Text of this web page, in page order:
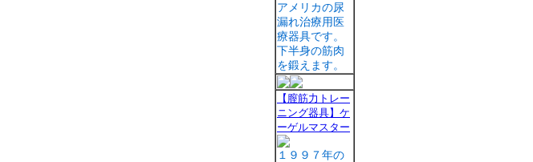
アメリカの尿
漏れ治療用医
療器具です。
下半身の筋肉
を鍛えます。
【膣筋力トレー
ニング器具】ケ
ーゲルマスター
１９９７年の